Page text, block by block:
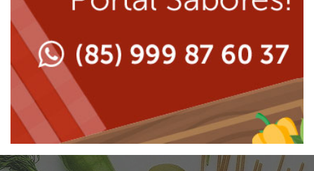
Lanchonetes
Massas
Peixes e Frutos do Mar
Peixes e Frutos do Mar
Pizzarias
Portuguesa